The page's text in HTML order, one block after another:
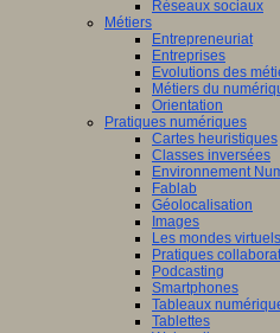
Réseaux sociaux
Métiers
Entrepreneuriat
Entreprises
Evolutions des
Métiers du
Orientation
Pratiques numériques
Cartes heuristiques
Classes inversées
Environnement
Fablab
Géolocalisation
Images
Les mondes
Pratiques
Podcasting
Smartphones
Tableaux
Tablettes